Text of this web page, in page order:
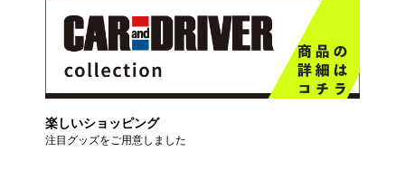
楽しいショッピング
注目グッズをご用意しました